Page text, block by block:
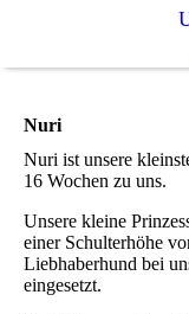
Nuri
Nuri ist unsere
16 Wochen zu uns.
Unsere kleine
einer Schulterhöhe
Liebhaberhund bei
eingesetzt.